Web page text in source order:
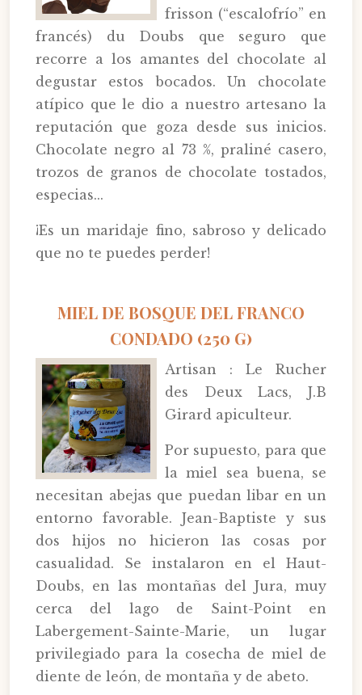
frisson (“escalofrío” en
francés) du Doubs que seguro que
recorre a los amantes del chocolate al
degustar estos bocados. Un chocolate
atípico que le dio a nuestro artesano la
reputación que goza desde sus inicios.
Chocolate negro al 73 %, praliné casero,
trozos de granos de chocolate tostados,
especias...
¡Es un maridaje fino, sabroso y delicado
que no te puedes perder!
MIEL DE BOSQUE DEL FRANCO
CONDADO (250 G)
Artisan : Le Rucher
des Deux Lacs, J.B
Girard apiculteur.
Por supuesto, para que
la miel sea buena, se
necesitan abejas que puedan libar en un
entorno favorable. Jean-Baptiste y sus
dos hijos no hicieron las cosas por
casualidad. Se instalaron en el Haut-
Doubs, en las montañas del Jura, muy
cerca del lago de Saint-Point en
Labergement-Sainte-Marie, un lugar
privilegiado para la cosecha de miel de
diente de león, de montaña y de abeto.